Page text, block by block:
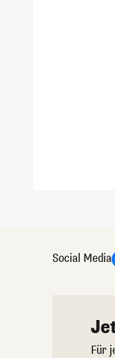
Social Media
Für